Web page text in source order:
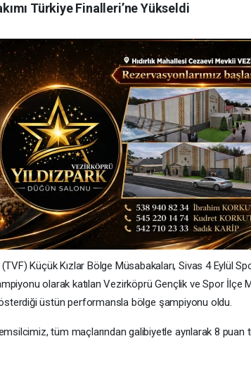
Türkiye Finalleri’ne Yükseldi
Küçük Kızlar Bölge Müsabakaları, Sivas 4 Eylül
olarak katılan Vezirköprü Gençlik ve Spor İlçe
üstün performansla bölge şampiyonu oldu.
tüm maçlarından galibiyetle ayrılarak 8 puan